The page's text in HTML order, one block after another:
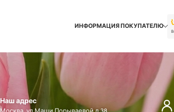
ИНФОРМАЦИЯ ПОКУПАТЕЛЮ
Наш адрес